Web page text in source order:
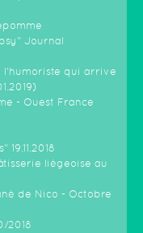
Journal
l'humoriste qui arrive
- Ouest France
liégeoise au
de Nico - Octobre
2018